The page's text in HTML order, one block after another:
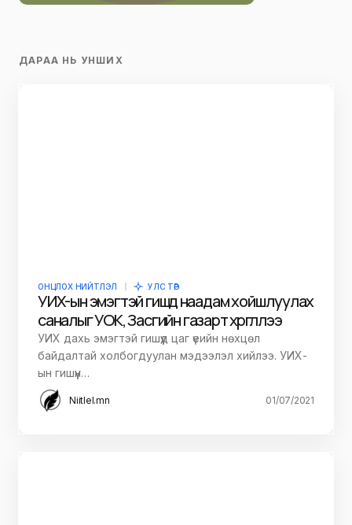
ДАРАА НЬ УНШИХ
ОНЦЛОХ НИЙТЛЭЛ УЛС ТӨР
УИХ-ын эмэгтэй гишүүд наадам хойшлуулах
саналыг УОК, Засгийн газарт хүргүүллээ
УИХ дахь эмэгтэй гишүүд цаг үеийн нөхцөл
байдалтай холбогдуулан мэдээлэл хийлээ. УИХ-
ын гишүүн…
Niitlel.mn 01/07/2021